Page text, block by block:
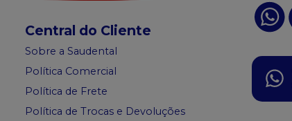
Central do Cliente
Sobre a Saudental
Política Comercial
Política de Frete
Política de Trocas e Devoluções